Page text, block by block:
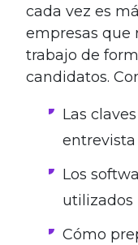
cada vez es
empresas que
trabajo de
candidatos.
Las
entrevista
Los
utilizados
Cómo